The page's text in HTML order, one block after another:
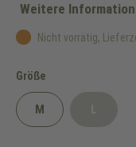
Weitere
Nicht vorrätig,
Größeauswählen
M